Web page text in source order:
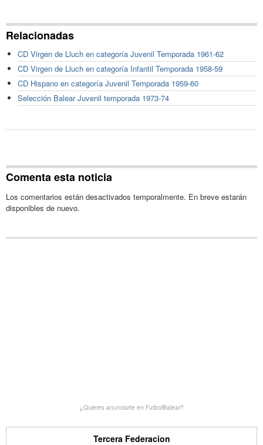
Relacionadas
CD Virgen de Lluch en categoría Juvenil Temporada 1961-62
CD Virgen de Lluch en categoría Infantil Temporada 1958-59
CD Hispano en categoría Juvenil Temporada 1959-60
Selección Balear Juvenil temporada 1973-74
Comenta esta noticia
Los comentarios están desactivados temporalmente. En breve estarán
disponibles de nuevo.
¿Quieres anunciarte en FutbolBalear?
Tercera Federacion